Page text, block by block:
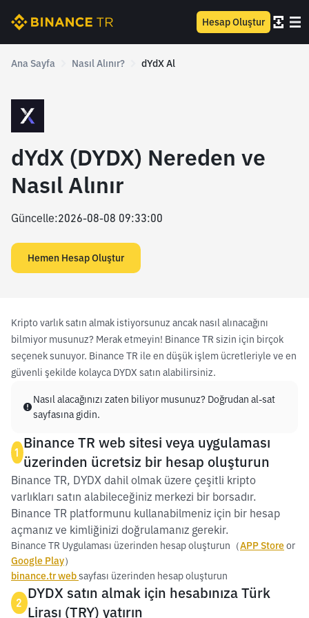
Hesap Oluştur
Ana Sayfa Nasıl Alınır? dYdX Al
dYdX (DYDX) Nereden ve
Nasıl Alınır
Güncelle:2026-08-08 09:33:00
Hemen Hesap Oluştur
Kripto varlık satın almak istiyorsunuz ancak nasıl alınacağını
bilmiyor musunuz? Merak etmeyin! Binance TR sizin için birçok
seçenek sunuyor. Binance TR ile en düşük işlem ücretleriyle ve en
güvenli şekilde kolayca DYDX satın alabilirsiniz.
Nasıl alacağınızı zaten biliyor musunuz? Doğrudan al-sat
sayfasına gidin.
1
Binance TR web sitesi veya uygulaması
üzerinden ücretsiz bir hesap oluşturun
Binance TR, DYDX dahil olmak üzere çeşitli kripto
varlıkları satın alabileceğiniz merkezi bir borsadır.
Binance TR platformunu kullanabilmeniz için bir hesap
açmanız ve kimliğinizi doğrulamanız gerekir.
Binance TR Uygulaması üzerinden hesap oluşturun（APP Storeor
Google Play）
binance.tr websayfası üzerinden hesap oluşturun
2
DYDX satın almak için hesabınıza Türk
Lirası (TRY) yatırın